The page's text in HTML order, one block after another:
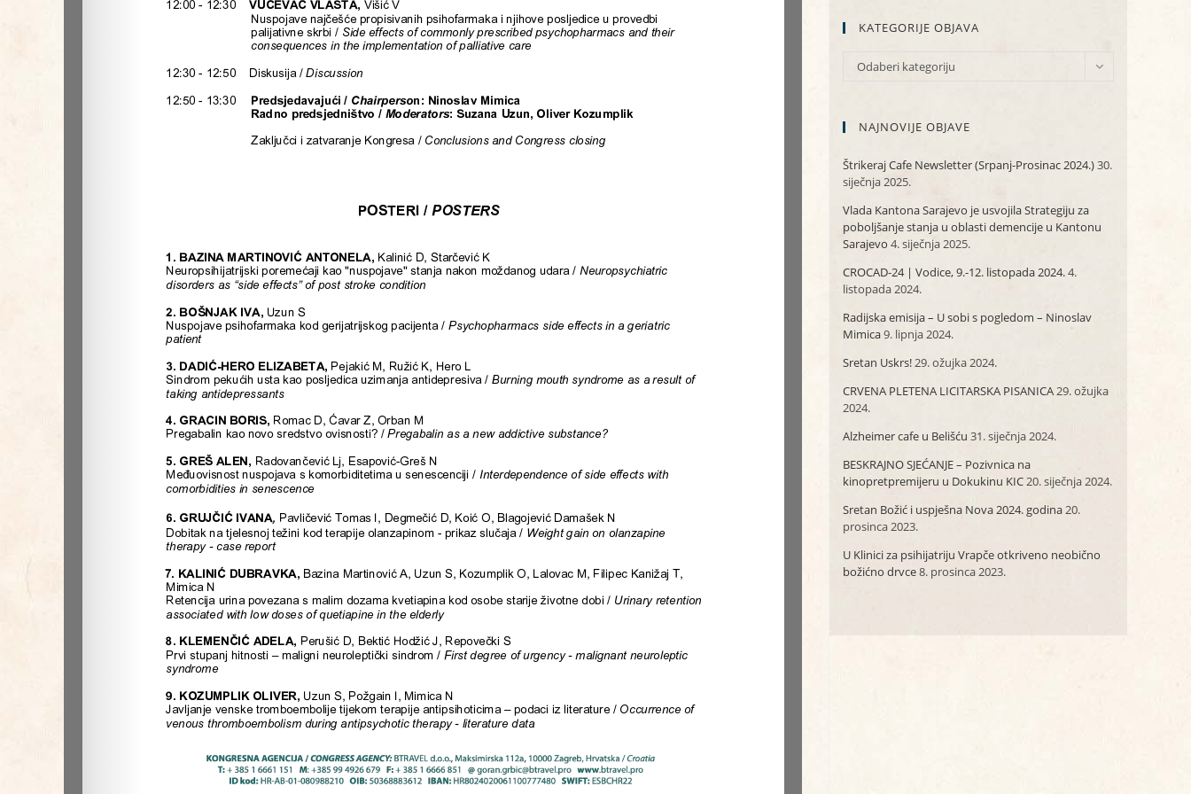
KATEGORIJE OBJAVA
KATEGORIJE
Odaberi kategoriju
NAJNOVIJE OBJAVE
Štrikeraj Cafe Newsletter (Srpanj-Prosinac 2024.)30.
siječnja 2025.
Vlada Kantona Sarajevo je usvojila Strategiju za
poboljšanje stanja u oblasti demencije u Kantonu
Sarajevo 4. siječnja 2025.
CROCAD-24 | Vodice, 9.-12. listopada 2024.4.
listopada 2024.
Radijska emisija – U sobi s pogledom – Ninoslav
Mimica9. lipnja 2024.
Sretan Uskrs!29. ožujka 2024.
CRVENA PLETENA LICITARSKA PISANICA29. ožujka
2024.
Alzheimer cafe u Belišću 31. siječnja 2024.
BESKRAJNO SJEĆANJE – Pozivnica na
kinopretpremijeru u Dokukinu KIC20. siječnja 2024.
Sretan Božić i uspješna Nova 2024. godina20.
prosinca 2023.
U Klinici za psihijatriju Vrapče otkriveno neobično
božićno drvce8. prosinca 2023.